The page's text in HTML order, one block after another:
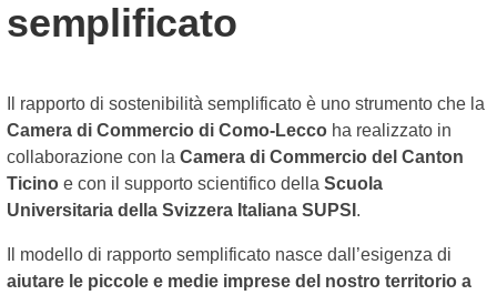
semplificato
Il rapporto di sostenibilità semplificato è uno strumento che la
Camera di Commercio di Como-Lecco ha realizzato in
collaborazione con la Camera di Commercio del Canton
Ticino e con il supporto scientifico della Scuola
Universitaria della Svizzera Italiana SUPSI .
Il modello di rapporto semplificato nasce dall’esigenza di
aiutare le piccole e medie imprese del nostro territorio a